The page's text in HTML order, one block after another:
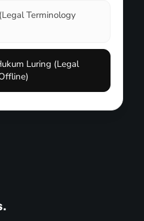
(Legal Terminology
Luring (Legal